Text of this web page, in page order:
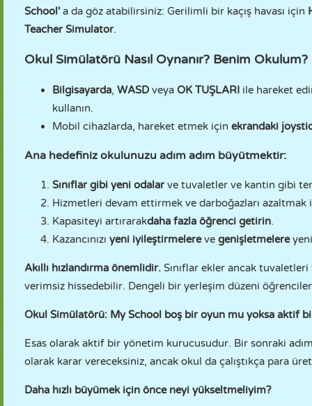
School' a da göz atabilirsiniz: Gerilimli bir kaçış havası için
Teacher Simulator.
Okul Simülatörü Nasıl Oynanır? Benim Okulum?
Bilgisayarda, WASD veya OK TUŞLARI ile hareket
kullanın.
Mobil cihazlarda, hareket etmek için ekrandaki
Ana hedefiniz okulunuzu adım adım büyütmektir:
Sınıflar gibi yeni odalarve tuvaletler ve kantin gibi
Hizmetleri devam ettirmek ve darboğazları azaltmak
Kapasiteyi artırarakdaha fazla öğrenci getirin.
Kazancınızı yeni iyileştirmelereve genişletmelere
Akıllı hızlandırma önemlidir. Sınıflar ekler ancak
verimsiz hissedebilir. Dengeli bir yerleşim düzeni
Okul Simülatörü: My School boş bir oyun mu yoksa aktif
Esas olarak aktif bir yönetim kurucusudur. Bir sonraki
olarak karar vereceksiniz, ancak okul da çalıştıkça para
Daha hızlı büyümek için önce neyi yükseltmeliyim?